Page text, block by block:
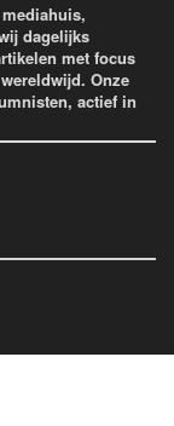
dagelijks
met focus
Onze
actief in